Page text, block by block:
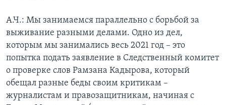
А.Ч.: Мы занимаемся параллельно с борьбой за
выживание разными делами. Одно из дел,
которым мы занимались весь 2021 год – это
попытка подать заявление в Следственный комитет
о проверке слов Рамзана Кадырова, который
обещал разные беды своим критикам –
журналистам и правозащитникам, начиная с